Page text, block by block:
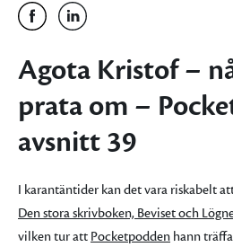
Agota Kristof –
prata om –
avsnitt 39
I karantäntider kan det vara riskabelt
Den stora skrivboken, Beviset och
vilken tur att Pocketpodden hann